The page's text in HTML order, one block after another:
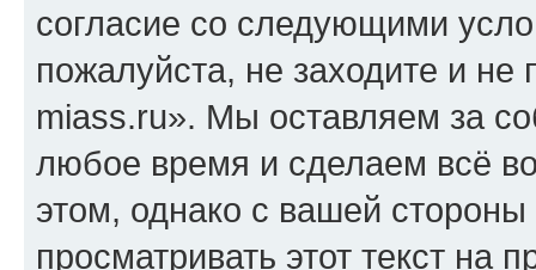
согласие со следующими
пожалуйста, не заходите и
miass.ru». Мы оставляем за
любое время и сделаем всё
этом, однако с вашей
просматривать этот текст на